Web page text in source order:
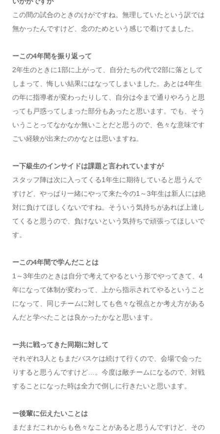
この間の試合のときのけがですね。無理していたという訳では
無かったんですけど、念のためという感じで着けてました。
ーこの4年間を振り返って
2年生のときに1部に上がって、自分たちの代で2部に落として
しまって、悔しい結果にはなってしまいました。あとは4年生
の年に指導者が変わったりして、自分は今まで通りやろうと思
っても戸惑ってしまった部分もあったと思います。でも、そう
いうことってなかなか無いことだと思うので、色々な意味です
ごい経験が出来たのかなとは思いますね。
ー下級生のインサイドは課題と言われていますが
スタッフ陣は次に入ってくる1年生に期待していると思うんで
すけど、やっぱり一緒にやって来た今の1～3年生は新人には絶
対に負けてほしくないですね。そういう気持ちがあれば上達し
てくると思うので、負けないという気持ちで頑張ってほしいで
す。
ーこの4年間で学んだことは
1～3年生のときは自分で考えてやるという形でやってきて、4
年になって体制が変わって、上から指示されてやるということ
になって、同じチームに対しても色々な視点とか考え方がある
んだと学べたことは良かったかなと思います。
ー共に戦ってきた同期に対して
それぞれ3人ともまだバスケは続けて行くので、会場で会った
りすると思うんですけど…。今度は敵チームになるので、対戦
することになった時は全力で倒しに行きたいと思います。
ー後輩に伝えたいことは
まだまだこれからも色々なことがあると思うんですけど、その